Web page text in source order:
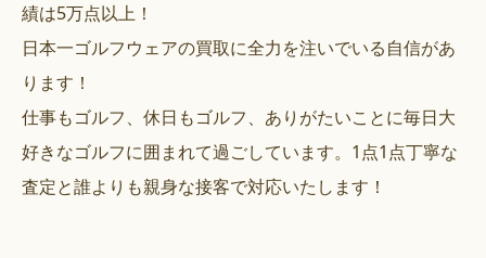
績は5万点以上！
日本一ゴルフウェアの買取に全力を注いでいる自信があ
ります！
仕事もゴルフ、休日もゴルフ、ありがたいことに毎日大
好きなゴルフに囲まれて過ごしています。1点1点丁寧な
査定と誰よりも親身な接客で対応いたします！